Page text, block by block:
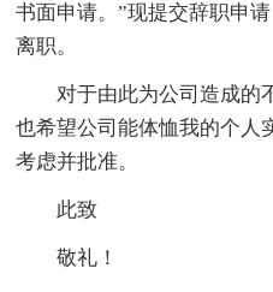
书面申请。”现提交辞职申
离职。
对于由此为公司造成的
也希望公司能体恤我的个人
考虑并批准。
此致
敬礼！